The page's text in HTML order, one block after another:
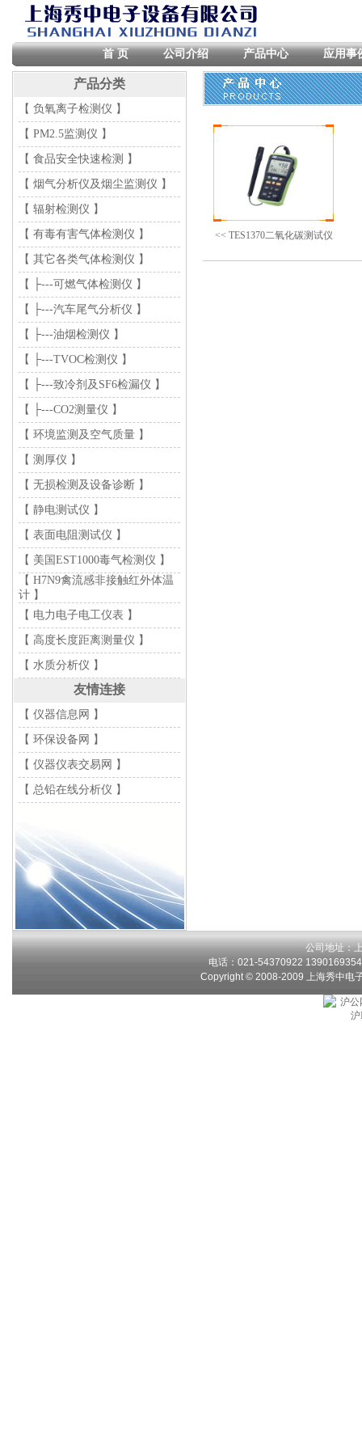
首 页 公司介绍 产品中心 应用事
产品分类
【 负氧离子检测仪 】
【 PM2.5监测仪 】
【 食品安全快速检测 】
【 烟气分析仪及烟尘监测仪 】
【 辐射检测仪 】
【 有毒有害气体检测仪 】
【 其它各类气体检测仪 】
【 ├---可燃气体检测仪 】
【 ├---汽车尾气分析仪 】
【 ├---油烟检测仪 】
【 ├---TVOC检测仪 】
【 ├---致冷剂及SF6检漏仪 】
【 ├---CO2测量仪 】
【 环境监测及空气质量 】
【 测厚仪 】
【 无损检测及设备诊断 】
【 静电测试仪 】
【 表面电阻测试仪 】
【 美国EST1000毒气检测仪 】
【 H7N9禽流感非接触红外体温
计 】
【 电力电子电工仪表 】
【 高度长度距离测量仪 】
【 水质分析仪 】
友情连接
【 仪器信息网 】
【 环保设备网 】
【 仪器仪表交易网 】
【 总铅在线分析仪 】
<< TES1370二氧化碳测试仪
公司地址：
电话：021-54370922
Copyright © 2008-2009 上海秀中电
沪公
沪